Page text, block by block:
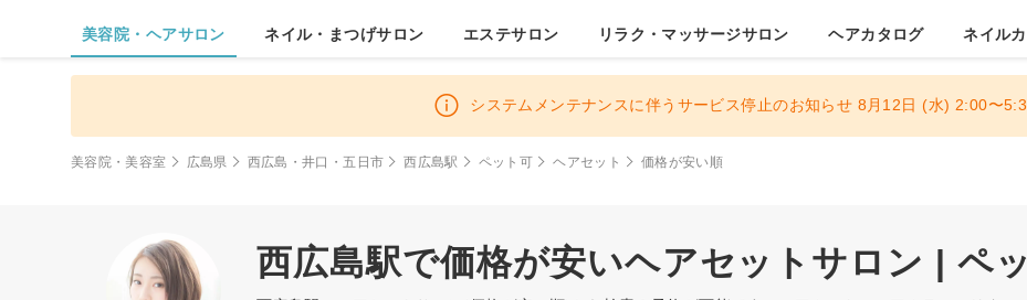
美容院・ヘアサロン ネイル・まつげサロン エステサロン リラク・マッサージサロン ヘアカタログ ネイル
システムメンテナンスに伴うサービス停止のお知らせ 8月12日 (水) 2:00〜
美容院・美容室 広島県 西広島・井口・五日市 西広島駅 ペット可 ヘアセット 価格が安い順
西広島駅で価格が安いヘアセットサロン | ペ